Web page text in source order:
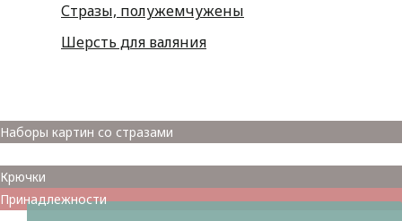
Стразы, полужемчужены
Шерсть для валяния
Наборы картин со стразами
Крючки
Принадлежности